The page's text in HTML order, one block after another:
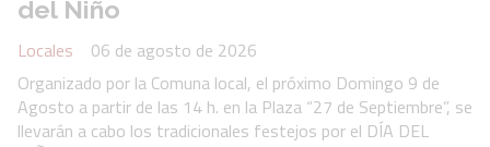
del Niño
Locales
06 de agosto de 2026
Organizado por la Comuna local, el próximo Domingo 9 de
Agosto a partir de las 14 h. en la Plaza “27 de Septiembre”, se
llevarán a cabo los tradicionales festejos por el DÍA DEL